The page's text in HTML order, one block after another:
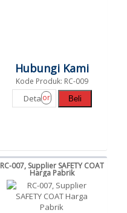
Hubungi Kami
Kode Produk: RC-009
Detailor Beli
RC-007, Supplier SAFETY COAT
Harga Pabrik